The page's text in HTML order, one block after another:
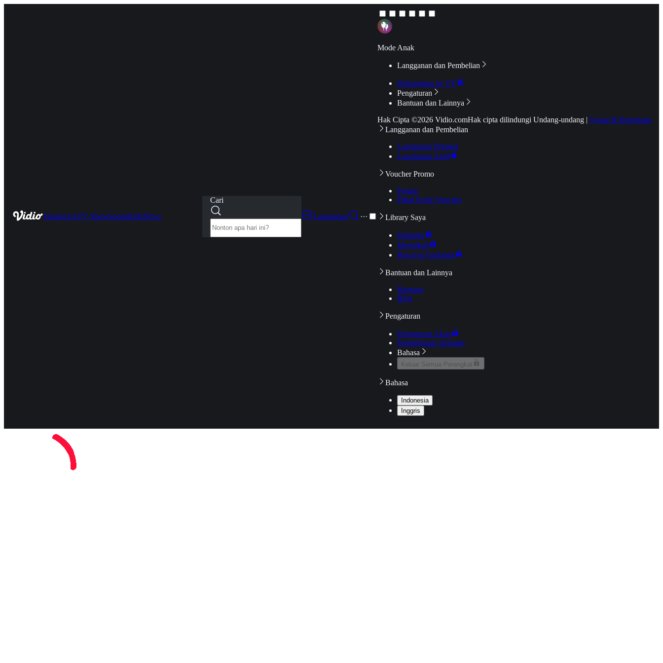
HomeLiveTV ShowSportsKidsNews
Cari
Langganan
···
Mode Anak
Langganan dan Pembelian
Hubungkan ke TV
Pengaturan
Bantuan dan Lainnya
Hak Cipta ©2026 Vidio.comHak cipta dilindungi Undang-undang | Syarat & Ketentuan
Langganan dan Pembelian
Langganan Premier
Langganan Aktif
Voucher Promo
Promo
Pakai Kode Voucher
Library Saya
Daftarku
Mengikuti
Riwayat Tontonan
Bantuan dan Lainnya
Bantuan
Blog
Pengaturan
Pengaturan Akun
Pemeriksaan Jaringan
Bahasa
Keluar Semua Perangkat
Bahasa
Indonesia
Inggris